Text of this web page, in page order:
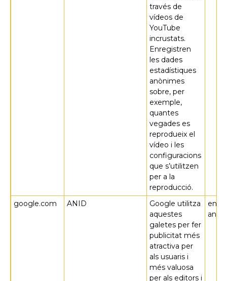
través de
vídeos de
YouTube
incrustats.
Enregistren
les dades
estadístiques
anònimes
sobre, per
exemple,
quantes
vegades es
reprodueix el
vídeo i les
configuracions
que s’utilitzen
per a la
reproducció.
google.com ANID
Google utilitza
aquestes
galetes per fer
publicitat més
atractiva per
als usuaris i
més valuosa
per als editors i
en 10
anys